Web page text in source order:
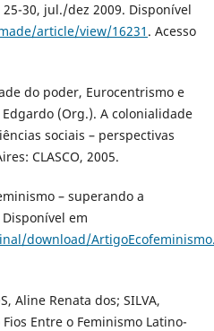
30, jul./dez 2009. Disponível
article/view/16231 . Acesso
do poder, Eurocentrismo e
(Org.). A colonialidade
sociais – perspectivas
CLASCO, 2005.
– superando a
em
download/
Aline Renata dos; SILVA,
Entre o Feminismo Latino-